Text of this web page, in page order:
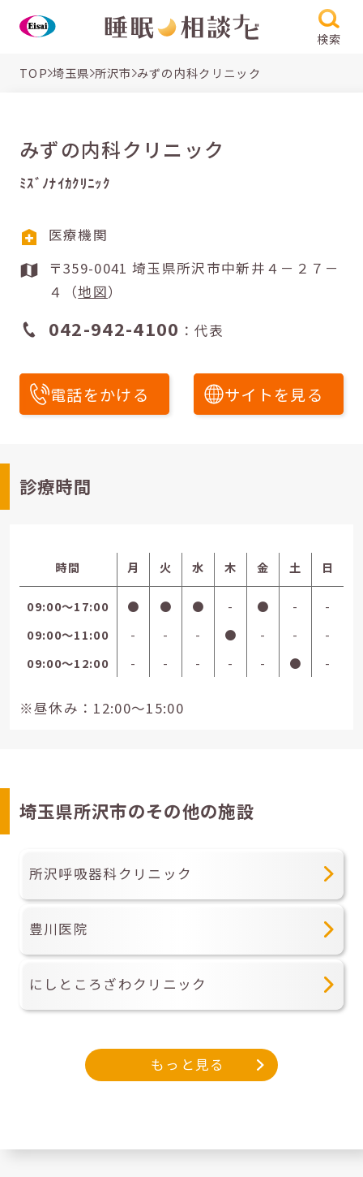
検索
TOP 埼玉県 所沢市 みずの内科クリニック
みずの内科クリニック
ﾐｽﾞﾉﾅｲｶｸﾘﾆｯｸ
医療機関
〒359-0041 埼玉県所沢市中新井４－２７－
４（地図）
042-942-4100 ：代表
電話をかける サイトを見る
診療時間
時間 月 火 水 木 金 土 日
09:00〜17:00 ● ● ● - ● -
-
09:00〜11:00
- - - ● - -
-
09:00〜12:00
- - - - - ● -
※昼休み：12:00～15:00
埼玉県所沢市のその他の施設
所沢呼吸器科クリニック
豊川医院
にしところざわクリニック
もっと見る